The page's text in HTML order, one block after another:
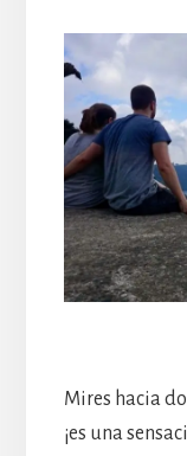
Mires hacia
¡es una